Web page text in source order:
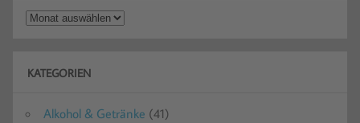
Vergangenes
KATEGORIEN
Alkohol & Getränke (41)